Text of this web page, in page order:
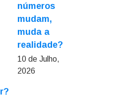
números
mudam,
muda a
realidade?
10 de Julho,
2026